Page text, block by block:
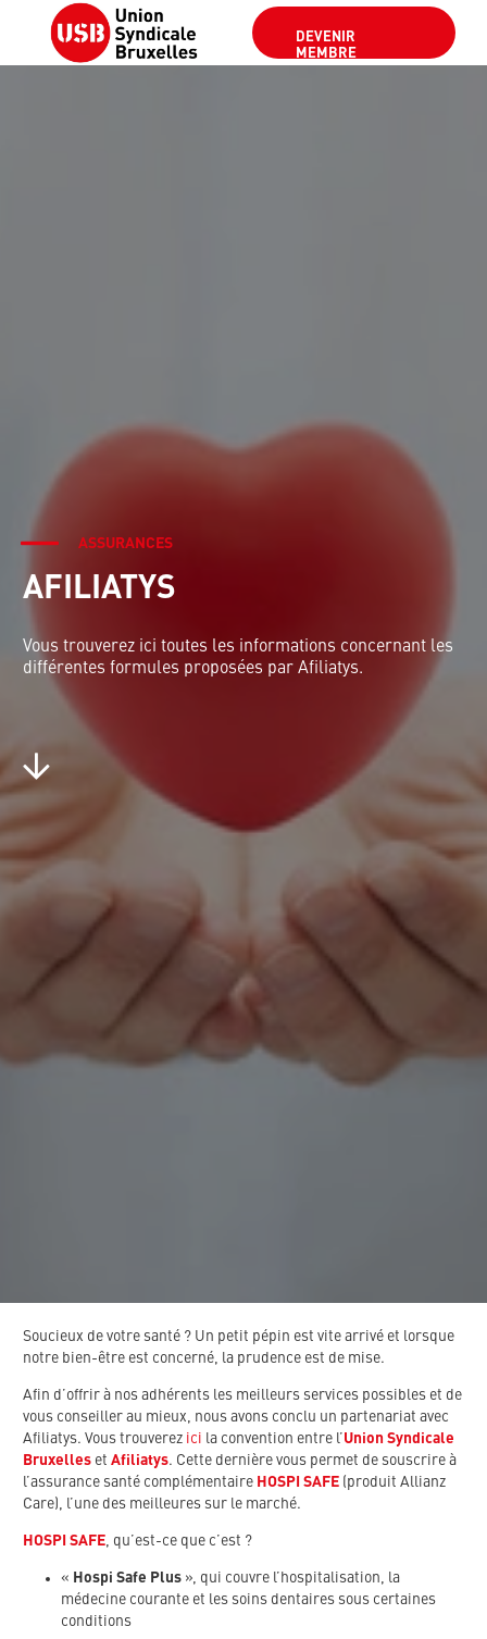
DEVENIR
MEMBRE
ASSURANCES
AFILIATYS
Vous trouverez ici toutes les informations concernant les
différentes formules proposées par Afiliatys.
Soucieux de votre santé ? Un petit pépin est vite arrivé et lorsque
notre bien-être est concerné, la prudence est de mise.
Afin d’offrir à nos adhérents les meilleurs services possibles et de
vous conseiller au mieux, nous avons conclu un partenariat avec
Afiliatys. Vous trouverez ici la convention entre l’Union Syndicale
Bruxelles et Afiliatys. Cette dernière vous permet de souscrire à
l’assurance santé complémentaire HOSPI SAFE (produit Allianz
Care), l’une des meilleures sur le marché.
HOSPI SAFE , qu’est-ce que c’est ?
« Hospi Safe Plus », qui couvre l’hospitalisation, la
médecine courante et les soins dentaires sous certaines
conditions